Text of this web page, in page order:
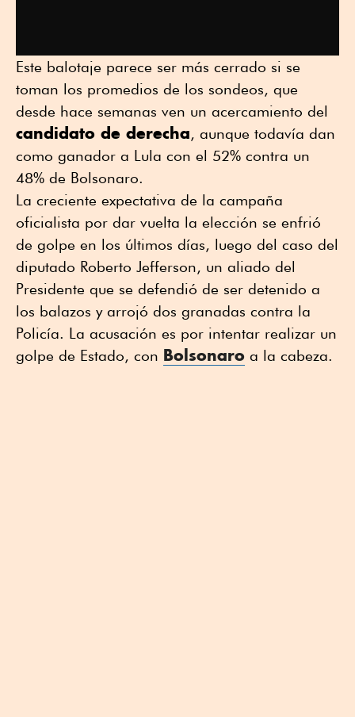
Este balotaje parece ser más cerrado si se
toman los promedios de los sondeos, que
desde hace semanas ven un acercamiento del
candidato de derecha, aunque todavía dan
como ganador a Lula con el 52% contra un
48% de Bolsonaro.
La creciente expectativa de la campaña
oficialista por dar vuelta la elección se enfrió
de golpe en los últimos días, luego del caso del
diputado Roberto Jefferson, un aliado del
Presidente que se defendió de ser detenido a
los balazos y arrojó dos granadas contra la
Policía. La acusación es por intentar realizar un
golpe de Estado, con Bolsonaro a la cabeza.